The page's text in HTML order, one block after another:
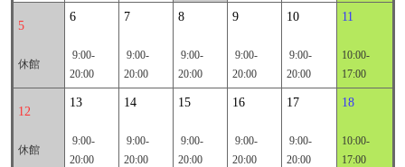
5
休館
6
9:00-
20:00
7
9:00-
20:00
8
9:00-
20:00
9
9:00-
20:00
10
9:00-
20:00
11
10:00-
17:00
12
休館
13
9:00-
20:00
14
9:00-
20:00
15
9:00-
20:00
16
9:00-
20:00
17
9:00-
20:00
18
10:00-
17:00